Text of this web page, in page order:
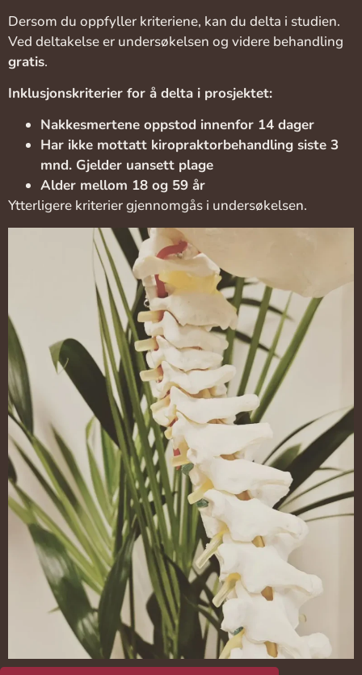
Dersom du oppfyller kriteriene, kan du delta i studien.
Ved deltakelse er undersøkelsen og videre behandling
gratis.
Inklusjonskriterier for å delta i prosjektet:
Nakkesmertene oppstod innenfor 14 dager
Har ikke mottatt kiropraktorbehandling siste 3
mnd. Gjelder uansett plage
Alder mellom 18 og 59 år
Ytterligere kriterier gjennomgås i undersøkelsen.